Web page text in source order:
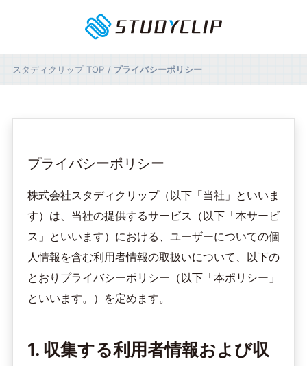
スタディクリップTOP プライバシーポリシー
プライバシーポリシー
株式会社スタディクリップ（以下「当社」といいま
す）は、当社の提供するサービス（以下「本サービ
ス」といいます）における、ユーザーについての個
人情報を含む利用者情報の取扱いについて、以下の
とおりプライバシーポリシー（以下「本ポリシー」
といいます。）を定めます。
1. 収集する利用者情報および収